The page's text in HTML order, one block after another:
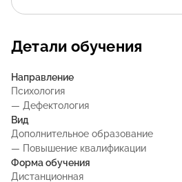
Детали обучения
Направление
Психология
— Дефектология
Вид
Дополнительное образование
— Повышение квалификации
Форма обучения
Дистанционная